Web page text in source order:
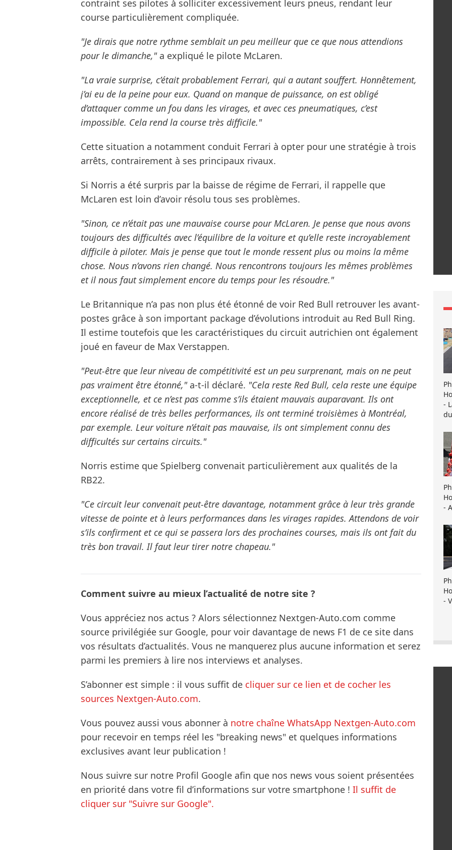
contraint ses pilotes à solliciter excessivement leurs pneus, rendant leur
course particulièrement compliquée.
"Je dirais que notre rythme semblait un peu meilleur que ce que nous attendions
pour le dimanche,"a expliqué le pilote McLaren.
"La vraie surprise, c’était probablement Ferrari, qui a autant souffert. Honnêtement,
j’ai eu de la peine pour eux. Quand on manque de puissance, on est obligé
d’attaquer comme un fou dans les virages, et avec ces pneumatiques, c’est
impossible. Cela rend la course très difficile."
Cette situation a notamment conduit Ferrari à opter pour une stratégie à trois
arrêts, contrairement à ses principaux rivaux.
Si Norris a été surpris par la baisse de régime de Ferrari, il rappelle que
McLaren est loin d’avoir résolu tous ses problèmes.
"Sinon, ce n’était pas une mauvaise course pour McLaren. Je pense que nous avons
toujours des difficultés avec l’équilibre de la voiture et qu’elle reste incroyablement
difficile à piloter. Mais je pense que tout le monde ressent plus ou moins la même
chose. Nous n’avons rien changé. Nous rencontrons toujours les mêmes problèmes
et il nous faut simplement encore du temps pour les résoudre."
Le Britannique n’a pas non plus été étonné de voir Red Bull retrouver les avant-
postes grâce à son important package d’évolutions introduit au Red Bull Ring.
Il estime toutefois que les caractéristiques du circuit autrichien ont également
joué en faveur de Max Verstappen.
"Peut-être que leur niveau de compétitivité est un peu surprenant, mais on ne peut
pas vraiment être étonné,"a-t-il déclaré. "Cela reste Red Bull, cela reste une équipe
exceptionnelle, et ce n’est pas comme s’ils étaient mauvais auparavant. Ils ont
encore réalisé de très belles performances, ils ont terminé troisièmes à Montréal,
par exemple. Leur voiture n’était pas mauvaise, ils ont simplement connu des
difficultés sur certains circuits."
Norris estime que Spielberg convenait particulièrement aux qualités de la
RB22.
"Ce circuit leur convenait peut-être davantage, notamment grâce à leur très grande
vitesse de pointe et à leurs performances dans les virages rapides. Attendons de voir
s’ils confirment et ce qui se passera lors des prochaines courses, mais ils ont fait du
très bon travail. Il faut leur tirer notre chapeau."
Comment suivre au mieux l’actualité de notre site ?
Vous appréciez nos actus ? Alors sélectionnez Nextgen-Auto.com comme
source privilégiée sur Google, pour voir davantage de news F1 de ce site dans
vos résultats d’actualités. Vous ne manquerez plus aucune information et serez
parmi les premiers à lire nos interviews et analyses.
S’abonner est simple : il vous suffit de cliquer sur ce lien et de cocher les
sources Nextgen-Auto.com.
Vous pouvez aussi vous abonner à notre chaîne WhatsApp Nextgen-Auto.com
pour recevoir en temps réel les "breaking news" et quelques informations
exclusives avant leur publication !
Nous suivre sur notre Profil Google afin que nos news vous soient présentées
en priorité dans votre fil d’informations sur votre smartphone ! Il suffit de
cliquer sur "Suivre sur Google".
-
-
-